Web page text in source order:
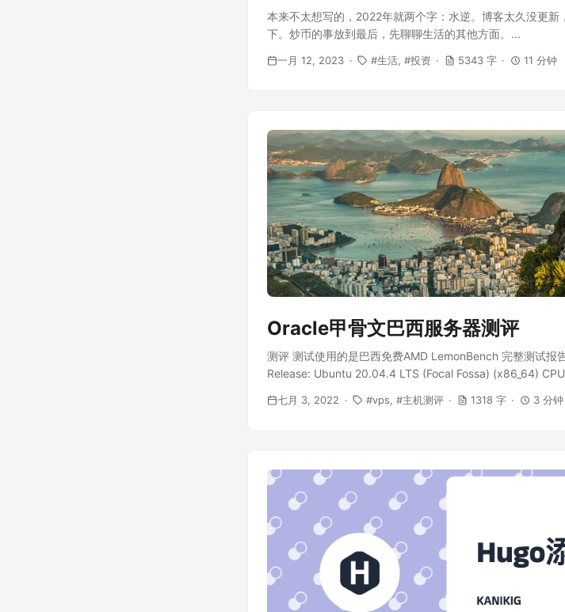
本来不太想写的，2022年就两个字：水逆。博客太久没更
下。炒币的事放到最后，先聊聊生活的其他方面。...
一月 12, 2023 生活 投资 5343 字 11 分钟
Oracle甲骨文巴西服务器测评
测评 测试使用的是巴西免费AMD LemonBench 完整测试
Release: Ubuntu 20.04.4 LTS (Focal Fossa) (x86_64)
973.41 MB Swap Usage: [ No Swapfile...
七月 3, 2022 vps 主机测评 1318 字 3 分钟